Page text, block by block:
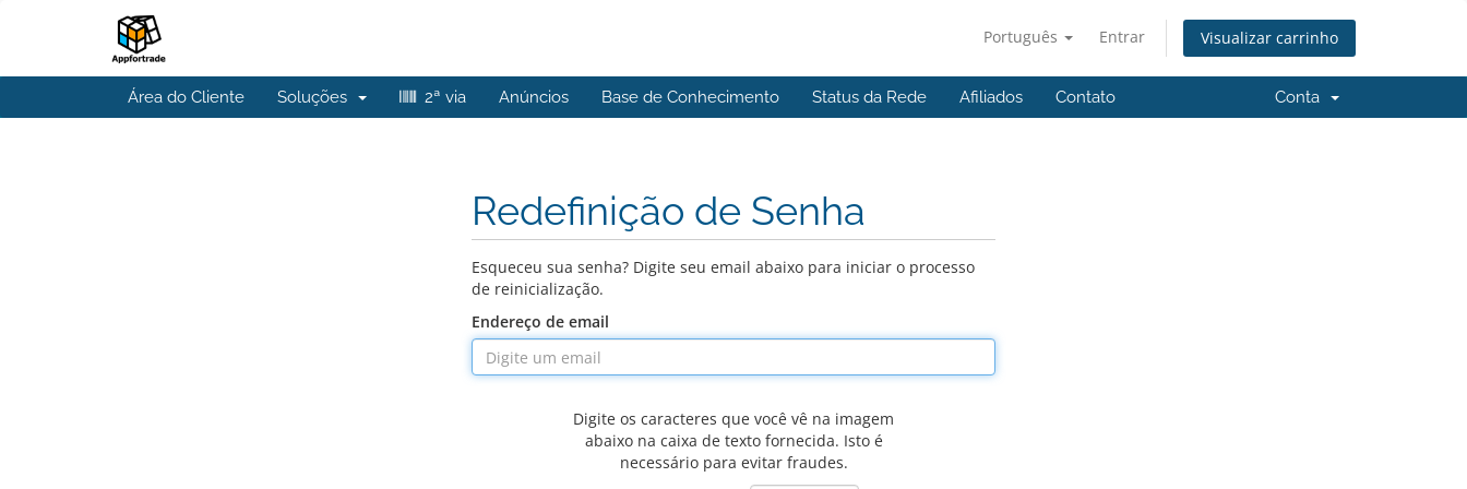
Português Entrar Visualizar carrinho
Área do Cliente Soluções 2ª via Anúncios Base de Conhecimento Status da Rede Afiliados Contato Conta
Redefinição de Senha
Esqueceu sua senha? Digite seu email abaixo para iniciar o processo
de reinicialização.
Endereço de email
Digite os caracteres que você vê na imagem
abaixo na caixa de texto fornecida. Isto é
necessário para evitar fraudes.